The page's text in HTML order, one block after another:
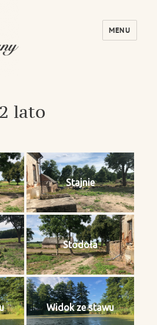
MENU
lato
Stajnie
Stodoła
Widok ze stawu